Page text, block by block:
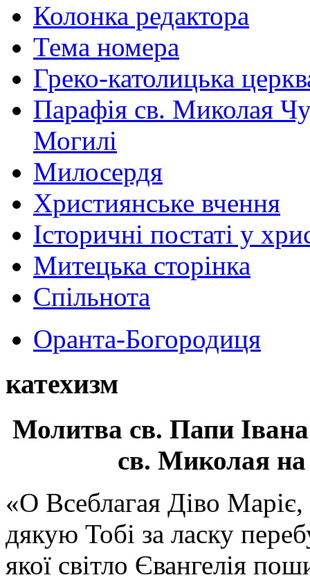
Колонка редактора
Тема номера
Греко-католицька
Парафія св. Миколая
Могилі
Милосердя
Християнське вчення
Історичні постаті у
Митецька сторінка
Спільнота
Оранта-Богородиця
катехизм
Молитва св. Папи
св. Миколая на
«О Всеблагая Діво
дякую Тобі за ласку
якої світло Євангелія